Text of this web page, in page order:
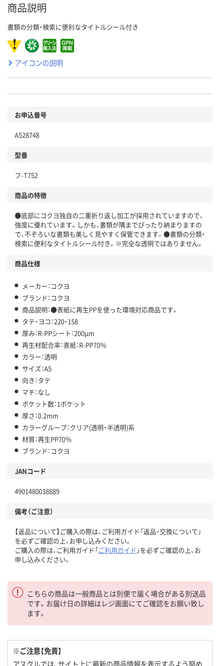
商品説明
書類の分類・検索に便利なタイトルシール付き
アイコンの説明
お申込番号
A528748
型番
フ-T752
商品の特徴
●底部にコクヨ独自の二重折り返し加工が採用されていますので、
強度に優れています。しかも、書類が隅までぴったり納まりますの
で、不ぞろいな書類も美しく見やすく保管できます。●書類の分類・
検索に便利なタイトルシール付き。※完全な透明ではありません。
商品仕様
メーカー：コクヨ
ブランド：コクヨ
商品説明：●表紙に再生PPを使った環境対応商品です。
タテ・ヨコ：220・158
厚み：R-PPシート：200μm
再生材配合率：表紙：R-PP70％
カラー：透明
サイズ：A5
向き：タテ
マチ：なし
ポケット数：1ポケット
厚さ：0.2mm
カラーグループ：クリア(透明・半透明)系
材質：再生PP70％
ブランド：コクヨ
JANコード
4901480038889
備考（ご注意）
【返品について】ご購入の際は、ご利用ガイド「返品・交換について」
を必ずご確認の上、お申し込みください。
ご購入の際は、ご利用ガイド「ご利用ガイド 」を必ずご確認の上、お
申し込みください。
こちらの商品は一般商品とは別便で届く場合がある別送品
です。お届け日の詳細はレジ画面にてご確認をお願い致し
ます。
※ご注意【免責】
アスクルでは、サイト上に最新の商品情報を表示するよう努め